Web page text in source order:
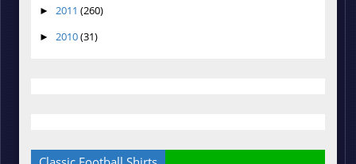
► 2011 (260)
► 2010(31)